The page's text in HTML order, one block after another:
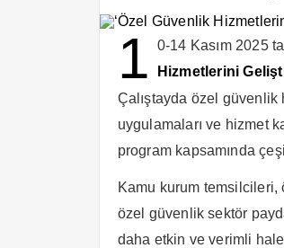
1 0-14 Kasım 2025
Hizmetlerini
Çalıştayda özel
uygulamaları ve hizmet
program kapsamında
Kamu kurum
özel güvenlik sektör
daha etkin ve verimli